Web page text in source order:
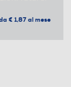
€ 1,87 al mese